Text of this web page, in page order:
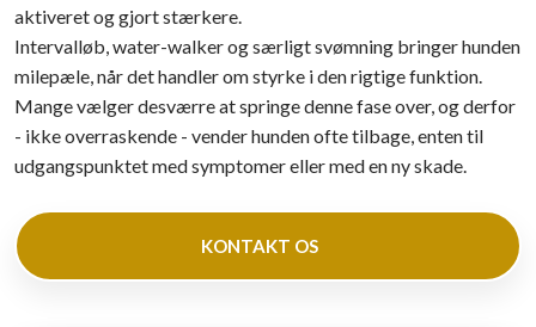
aktiveret og gjort stærkere.
Intervalløb, water-walker og særligt svømning bringer hunden
milepæle, når det handler om styrke i den rigtige funktion.
Mange vælger desværre at springe denne fase over, og derfor
- ikke overraskende - vender hunden ofte tilbage, enten til
udgangspunktet med symptomer eller med en ny skade.
KONTAKT OS​​